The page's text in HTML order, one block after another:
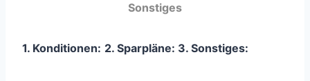
Sonstiges
1. Konditionen: 2. Sparpläne: 3. Sonstiges: